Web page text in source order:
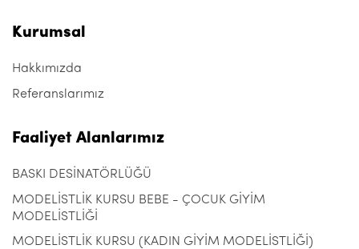
Kurumsal
Hakkımızda
Referanslarımız
Faaliyet Alanlarımız
BASKI DESİNATÖRLÜĞÜ
MODELİSTLİK KURSU BEBE - ÇOCUK GİYİM
MODELİSTLİĞİ
MODELİSTLİK KURSU (KADIN GİYİM MODELİSTLİĞİ)